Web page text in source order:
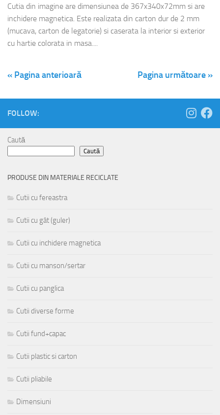
Cutia din imagine are dimensiunea de 367x340x72mm si are
inchidere magnetica. Este realizata din carton dur de 2 mm
(mucava, carton de legatorie) si caserata la interior si exterior
cu hartie colorata in masa....
« Pagina anterioară Pagina următoare »
FOLLOW:
Caută
Caută
PRODUSE DIN MATERIALE RECICLATE
Cutii cu fereastra
Cutii cu gât (guler)
Cutii cu inchidere magnetica
Cutii cu manson/sertar
Cutii cu panglica
Cutii diverse forme
Cutii fund+capac
Cutii plastic si carton
Cutii pliabile
Dimensiuni